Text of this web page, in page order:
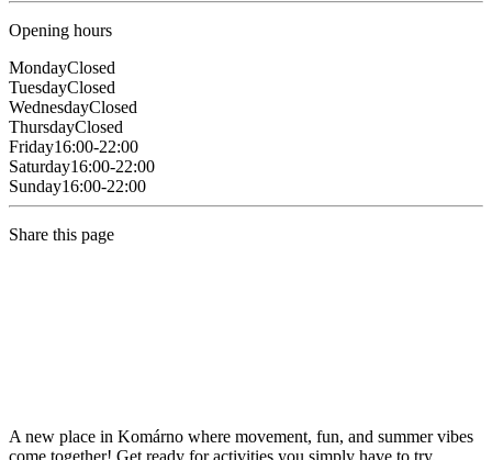
Opening hours
MondayClosed
TuesdayClosed
WednesdayClosed
ThursdayClosed
Friday16:00-22:00
Saturday16:00-22:00
Sunday16:00-22:00
Share this page
A new place in Komárno where movement, fun, and summer vibes